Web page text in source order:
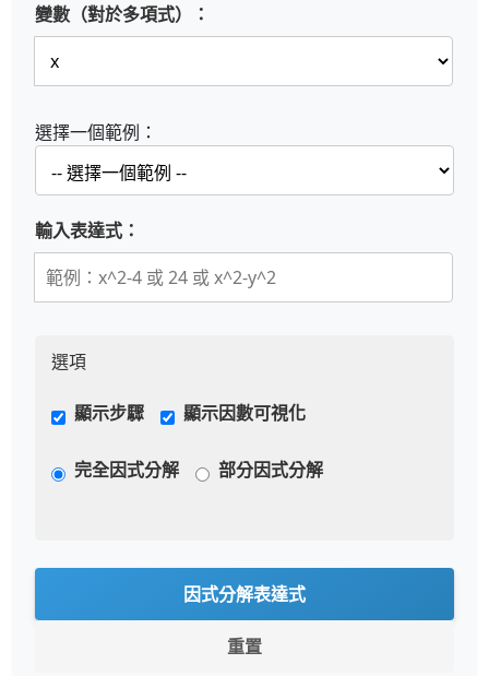
變數（對於多項式）：
選擇一個範例：
輸入表達式：
選項
顯示步驟 顯示因數可視化
完全因式分解 部分因式分解
因式分解表達式
重置